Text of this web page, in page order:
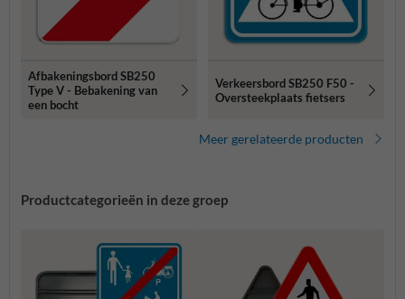
Afbakeningsbord SB250
Type V - Bebakening van
een bocht
Verkeersbord SB250 F50 -
Oversteekplaats fietsers
Meer gerelateerde producten
Productcategorieën in deze groep